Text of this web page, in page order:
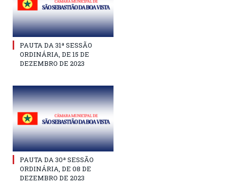
PAUTA DA 31ª SESSÃO
ORDINÁRIA, DE 15 DE
DEZEMBRO DE 2023
PAUTA DA 30ª SESSÃO
ORDINÁRIA, DE 08 DE
DEZEMBRO DE 2023